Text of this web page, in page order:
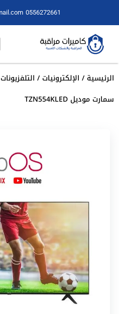
0556272661
الرئيسية/ الإلكترونيات/ التلفزيونات
سمارت موديل TZN554KLED